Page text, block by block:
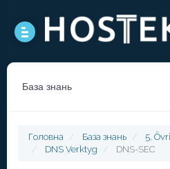
База знань
Головна База знань
5.
DNS Verktyg
DNS-SEC